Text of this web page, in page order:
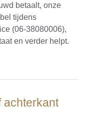
betaalt, onze
tijdens
(06-38080006),
en verder helpt.
achterkant